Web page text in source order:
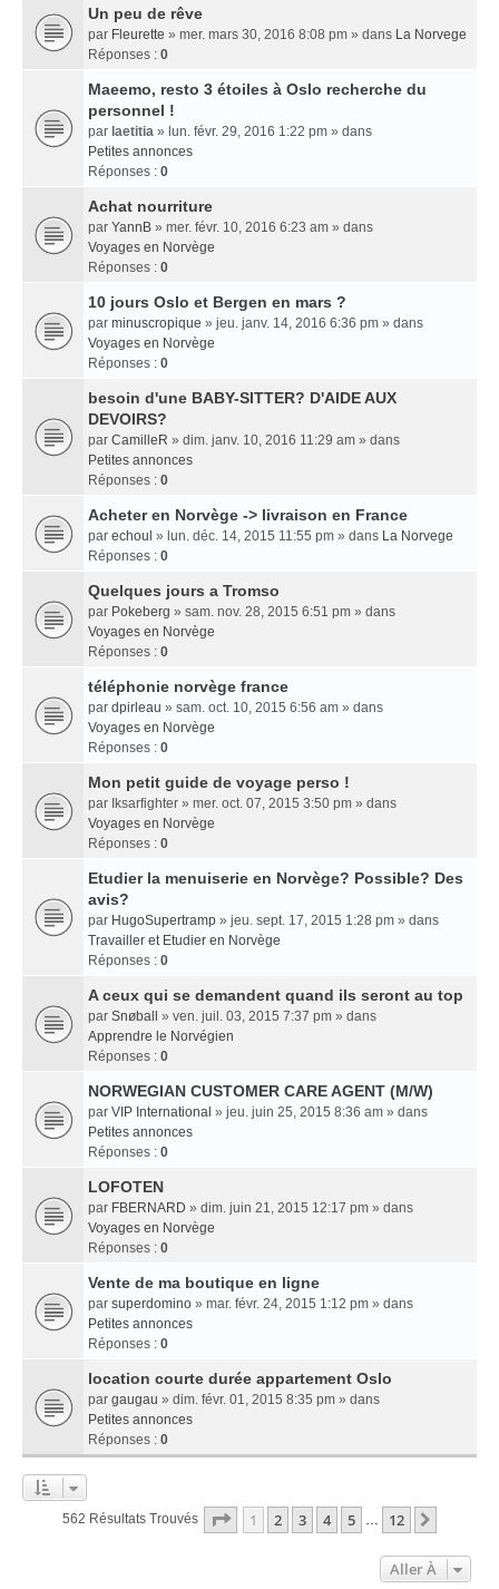
Un peu de rêve
par Fleurette » mer. mars 30, 2016 8:08 pm » dans La Norvege
Réponses : 0
Maeemo, resto 3 étoiles à Oslo recherche du
personnel !
par laetitia » lun. févr. 29, 2016 1:22 pm » dans
Petites annonces
Réponses : 0
Achat nourriture
par YannB » mer. févr. 10, 2016 6:23 am » dans
Voyages en Norvège
Réponses : 0
10 jours Oslo et Bergen en mars ?
par minuscropique » jeu. janv. 14, 2016 6:36 pm » dans
Voyages en Norvège
Réponses : 0
besoin d'une BABY-SITTER? D'AIDE AUX
DEVOIRS?
par CamilleR » dim. janv. 10, 2016 11:29 am » dans
Petites annonces
Réponses : 0
Acheter en Norvège -> livraison en France
par echoul » lun. déc. 14, 2015 11:55 pm » dans La Norvege
Réponses : 0
Quelques jours a Tromso
par Pokeberg » sam. nov. 28, 2015 6:51 pm » dans
Voyages en Norvège
Réponses : 0
téléphonie norvège france
par dpirleau » sam. oct. 10, 2015 6:56 am » dans
Voyages en Norvège
Réponses : 0
Mon petit guide de voyage perso !
par Iksarfighter » mer. oct. 07, 2015 3:50 pm » dans
Voyages en Norvège
Réponses : 0
Etudier la menuiserie en Norvège? Possible? Des
avis?
par HugoSupertramp » jeu. sept. 17, 2015 1:28 pm » dans
Travailler et Etudier en Norvège
Réponses : 0
A ceux qui se demandent quand ils seront au top
par Snøball
» ven. juil. 03, 2015 7:37 pm » dans
Apprendre le Norvégien
Réponses : 0
NORWEGIAN CUSTOMER CARE AGENT (M/W)
par VIP International » jeu. juin 25, 2015 8:36 am » dans
Petites annonces
Réponses : 0
LOFOTEN
par FBERNARD » dim. juin 21, 2015 12:17 pm » dans
Voyages en Norvège
Réponses : 0
Vente de ma boutique en ligne
par superdomino » mar. févr. 24, 2015 1:12 pm » dans
Petites annonces
Réponses : 0
location courte durée appartement Oslo
par gaugau » dim. févr. 01, 2015 8:35 pm » dans
Petites annonces
Réponses : 0
562 Résultats Trouvés Page 1Sur
1 2 3 4 5 … 12
Aller À